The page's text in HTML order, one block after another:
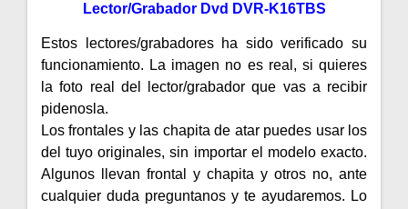
Lector/Grabador Dvd DVR-K16TBS
Estos lectores/grabadores ha sido verificado su
funcionamiento. La imagen no es real, si quieres
la foto real del lector/grabador que vas a recibir
pidenosla.
Los frontales y las chapita de atar puedes usar los
del tuyo originales, sin importar el modelo exacto.
Algunos llevan frontal y chapita y otros no, ante
cualquier duda preguntanos y te ayudaremos. Lo